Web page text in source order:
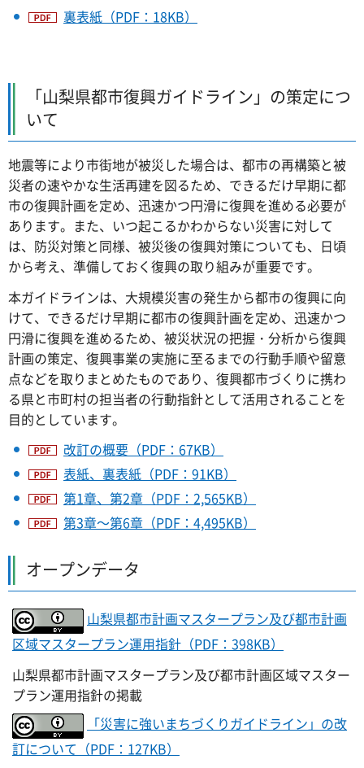
裏表紙（PDF：18KB）
「山梨県都市復興ガイドライン」の策定につ
いて
地震等により市街地が被災した場合は、都市の再構築と被
災者の速やかな生活再建を図るため、できるだけ早期に都
市の復興計画を定め、迅速かつ円滑に復興を進める必要が
あります。また、いつ起こるかわからない災害に対して
は、防災対策と同様、被災後の復興対策についても、日頃
から考え、準備しておく復興の取り組みが重要です。
本ガイドラインは、大規模災害の発生から都市の復興に向
けて、できるだけ早期に都市の復興計画を定め、迅速かつ
円滑に復興を進めるため、被災状況の把握・分析から復興
計画の策定、復興事業の実施に至るまでの行動手順や留意
点などを取りまとめたものであり、復興都市づくりに携わ
る県と市町村の担当者の行動指針として活用されることを
目的としています。
改訂の概要（PDF：67KB）
表紙、裏表紙（PDF：91KB）
第1章、第2章（PDF：2,565KB）
第3章～第6章（PDF：4,495KB）
オープンデータ
山梨県都市計画マスタープラン及び都市計画
区域マスタープラン運用指針（PDF：398KB）
山梨県都市計画マスタープラン及び都市計画区域マスター
プラン運用指針の掲載
「災害に強いまちづくりガイドライン」の改
訂について（PDF：127KB）